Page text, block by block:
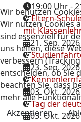
19:00 Uhr-
Eltern-
mit
21. Sep. 2026
23. Sep. 2026
03. Okt. 2026
Tag der
03. Okt. 2026
Wir benutzen
Wir nutzen Cookies
sind essenziell für
uns helfen, diese
verbessern
entscheiden, ob Sie
beachten Sie, dass
mehr alle
Akzeptieren